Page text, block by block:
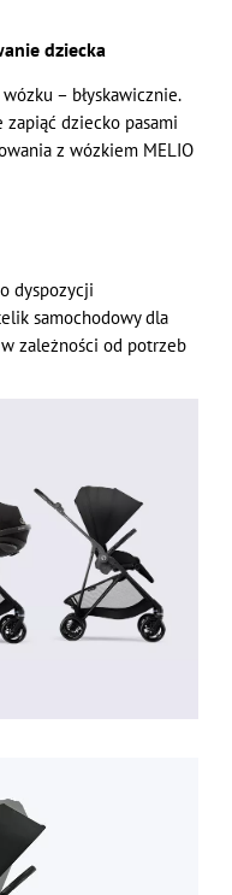
dziecka
– błyskawicznie.
zapiąć dziecko pasami
z wózkiem MELIO
dyspozycji
samochodowy dla
zależności od potrzeb